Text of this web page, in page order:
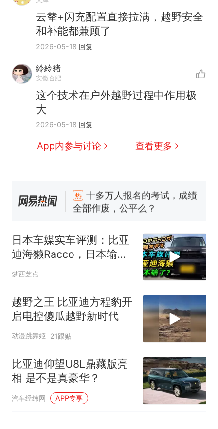
云辇+闪充配置直接拉满，越野安全
和补能都兼顾了
2026-05-18 回复
紷紷豬
安徽合肥
这个技术在户外越野过程中作用极
大
2026-05-18 回复
App内参与讨论 查看更多
热 十多万人报名的考试，成绩
全部作废，公平么？
家，刚改国名，总统就邀请中
国大使骑行绕了几乎整个国境
线一圈，还曾两次到中国寻根
5万的小车卖不动，40万以上
的抢着买
浙江人戒备 "白海豚"已创我国
视频丨只要一枚命中就能让航
母瘫痪 轰-6J实力有多强？
大雨将至一家老小6分钟抢收完
全部作废，公平么？
日本车媒实车评测：比亚
迪海獭Racco，日本输
了？
梦西芝点
越野之王 比亚迪方程豹开
启电控傻瓜越野新时代
动漫跳舞姬 21跟贴
比亚迪仰望U8L鼎藏版亮
相 是不是真豪华？
汽车经纬网 APP专享